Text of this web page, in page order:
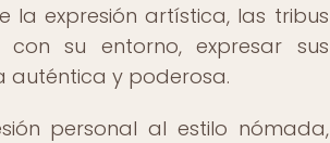
la expresión artística, las tribus
su entorno, expresar sus
auténtica y poderosa.
personal al estilo nómada,